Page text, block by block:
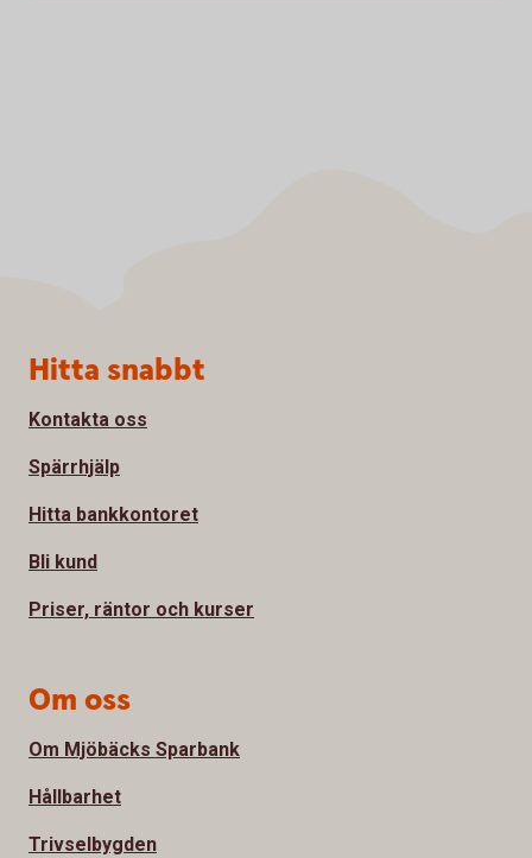
Sidfot
Hitta snabbt
Kontakta oss
Spärrhjälp
Hitta bankkontoret
Bli kund
Priser, räntor och kurser
Om oss
Om Mjöbäcks Sparbank
Hållbarhet
Trivselbygden